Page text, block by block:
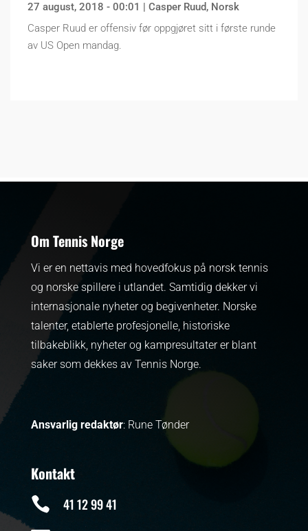
27 august, 2018 - 00:01 | Casper Ruud, Norsk
Casper Ruud er offensiv før oppgjøret sitt i første runde
av US Open mandag.
Om Tennis Norge
Vi er en nettavis med hovedfokus på norsk tennis
og norske spillere i utlandet. Samtidig dekker vi
internasjonale nyheter og begivenheter. Norske
talenter, etablerte profesjonelle, historiske
tilbakeblikk, nyheter og kampresultater er blant
saker som dekkes av Tennis Norge.
Ansvarlig redaktør: Rune Tønder
Kontakt
 41 12 99 41